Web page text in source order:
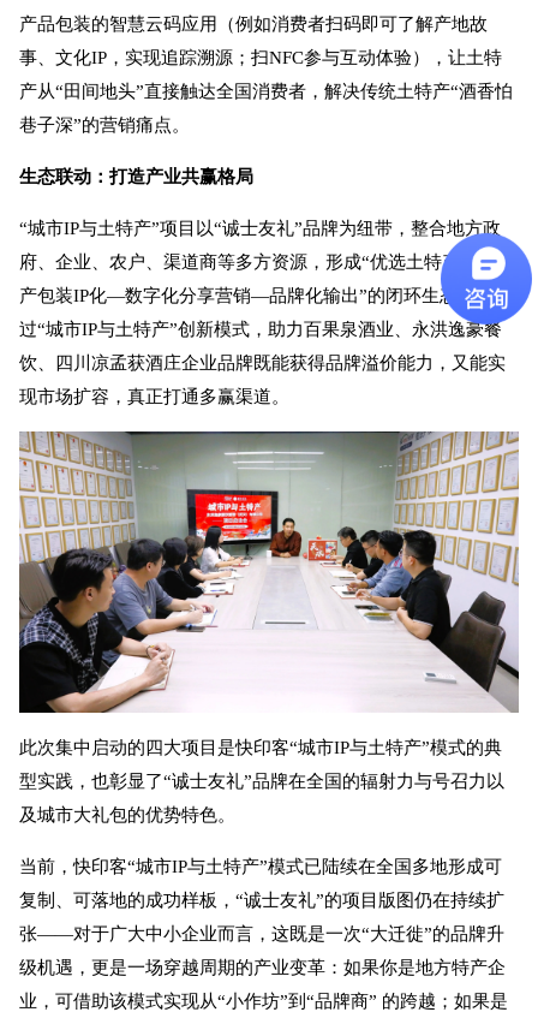
产品包装的智慧云码应用（例如消费者扫码即可了解产地故
事、文化IP，实现追踪溯源；扫NFC参与互动体验），让土特
产从“田间地头”直接触达全国消费者，解决传统土特产“酒香怕
巷子深”的营销痛点。
生态联动：打造产业共赢格局
“城市IP与土特产”项目以“诚士友礼”品牌为纽带，整合地方政
府、企业、农户、渠道商等多方资源，形成“优选土特产—土特
产包装IP化—数字化分享营销—品牌化输出”的闭环生态。通
过“城市IP与土特产”创新模式，助力百果泉酒业、永洪逸豪餐
饮、四川凉孟获酒庄企业品牌既能获得品牌溢价能力，又能实
现市场扩容，真正打通多赢渠道。
此次集中启动的四大项目是快印客“城市IP与土特产”模式的典
型实践，也彰显了“诚士友礼”品牌在全国的辐射力与号召力以
及城市大礼包的优势特色。
当前，快印客“城市IP与土特产”模式已陆续在全国多地形成可
复制、可落地的成功样板，“诚士友礼”的项目版图仍在持续扩
张——对于广大中小企业而言，这既是一次“大迁徙”的品牌升
级机遇，更是一场穿越周期的产业变革：如果你是地方特产企
业，可借助该模式实现从“小作坊”到“品牌商” 的跨越；如果是